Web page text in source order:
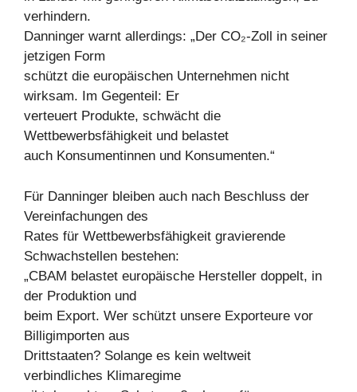
verhindern.
Danninger warnt allerdings: „Der CO₂-Zoll in seiner
jetzigen Form
schützt die europäischen Unternehmen nicht
wirksam. Im Gegenteil: Er
verteuert Produkte, schwächt die
Wettbewerbsfähigkeit und belastet
auch Konsumentinnen und Konsumenten.“
Für Danninger bleiben auch nach Beschluss der
Vereinfachungen des
Rates für Wettbewerbsfähigkeit gravierende
Schwachstellen bestehen:
„CBAM belastet europäische Hersteller doppelt, in
der Produktion und
beim Export. Wer schützt unsere Exporteure vor
Billigimporten aus
Drittstaaten? Solange es kein weltweit
verbindliches Klimaregime